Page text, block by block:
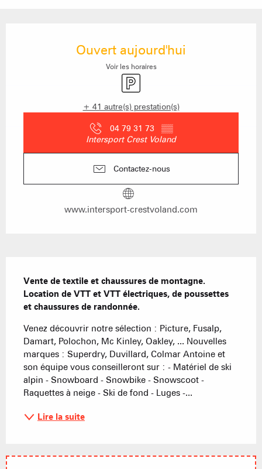
Ouvert aujourd'hui
Voir les horaires
Parking
+ 41 autre(s) prestation(s)
04 79 31 73 ▒▒
Intersport Crest Voland
Contactez-nous
www.intersport-crestvoland.com
Vente de textile et chaussures de montagne.
Location de VTT et VTT électriques, de poussettes
et chaussures de randonnée.
Venez découvrir notre sélection : Picture, Fusalp,
Damart, Polochon, Mc Kinley, Oakley, ... Nouvelles
marques : Superdry, Duvillard, Colmar Antoine et
son équipe vous conseilleront sur : - Matériel de ski
alpin - Snowboard - Snowbike - Snowscoot -
Raquettes à neige - Ski de fond - Luges -...
Lire la suite